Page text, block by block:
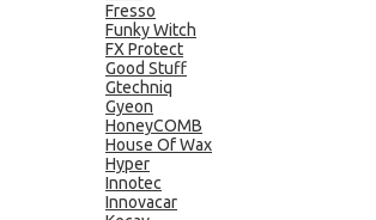
Fresso
Funky Witch
FX Protect
Good Stuff
Gtechniq
Gyeon
HoneyCOMB
House Of Wax
Hyper
Innotec
Innovacar